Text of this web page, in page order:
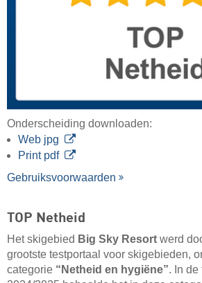
Onderscheiding downloaden:
Web jpg
Print pdf
Gebruiksvoorwaarden
TOP Netheid
Het skigebied Big Sky Resort werd
grootste testportaal voor skigebieden,
categorie “Netheid en hygiëne”. In de